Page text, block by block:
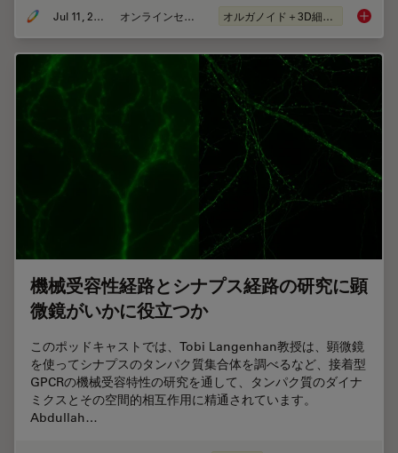
Jul 11, 2023 オンラインセミナー オルガノイド＋3D細胞培養
機械受容性経路とシナプス経路の研究に顕
微鏡がいかに役立つか
このポッドキャストでは、Tobi Langenhan教授は、顕微鏡
を使ってシナプスのタンパク質集合体を調べるなど、接着型
GPCRの機械受容特性の研究を通して、タンパク質のダイナ
ミクスとその空間的相互作用に精通されています。
Abdullah…